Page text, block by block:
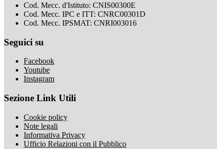
Cod. Mecc. d'Istituto: CNIS00300E
Cod. Mecc. IPC e ITT: CNRC00301D
Cod. Mecc. IPSMAT: CNRI003016
Seguici su
Facebook
Youtube
Instagram
Sezione Link Utili
Cookie policy
Note legali
Informativa Privacy
Ufficio Relazioni con il Pubblico